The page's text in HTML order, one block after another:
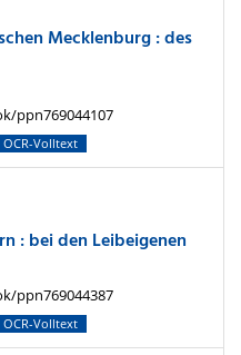
Mecklenburg : des
ppn769044107
OCR-Volltext
: bei den Leibeigenen
ppn769044387
OCR-Volltext